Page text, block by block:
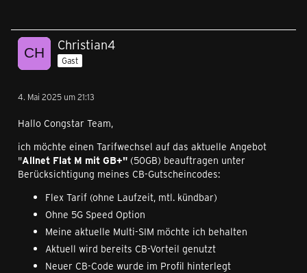
Zubuchoptionen: keine
Gutscheincode: siehe Handy/Router
Vielen Dank!
Christian4
Gast
4. Mai 2025 um 21:13
Hallo Congstar Team,
ich möchte einen Tarifwechsel auf das aktuelle Angebot
"Allnet Flat M mit GB+" (50GB) beauftragen unter
Berücksichtigung meines CB-Gutscheincodes:
Flex Tarif (ohne Laufzeit, mtl. kündbar)
Ohne 5G Speed Option
Meine aktuelle Multi-SIM möchte ich behalten
Aktuell wird bereits CB-Vorteil genutzt
Neuer CB-Code wurde im Profil hinterlegt